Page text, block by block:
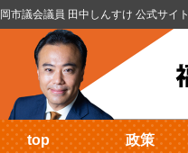
市議会議員 田中しんすけ 公式サイト
top 政策